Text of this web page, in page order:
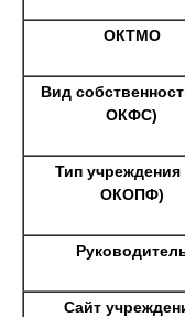
ОКТМО
Вид
ОКФС)
Тип учреждения
ОКОПФ)
Сайт